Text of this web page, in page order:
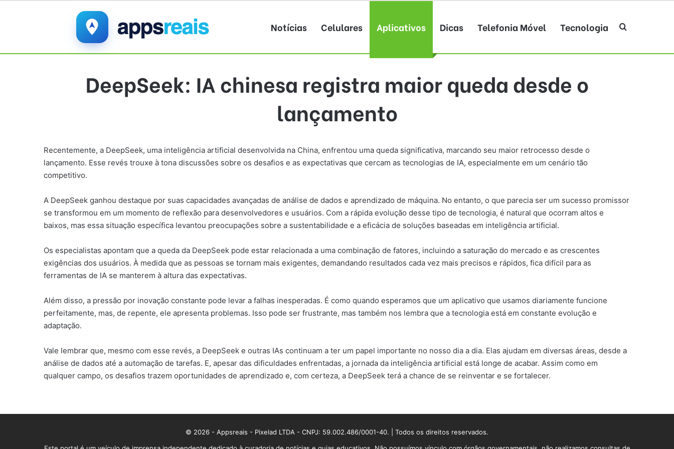
Notícias Celulares Aplicativos Dicas Telefonia Móvel Tecnologia Procurar por
DeepSeek: IA chinesa registra maior queda desde o
lançamento
Recentemente, a DeepSeek, uma inteligência artificial desenvolvida na China, enfrentou uma queda significativa, marcando seu maior retrocesso desde o
lançamento. Esse revés trouxe à tona discussões sobre os desafios e as expectativas que cercam as tecnologias de IA, especialmente em um cenário tão
competitivo.
A DeepSeek ganhou destaque por suas capacidades avançadas de análise de dados e aprendizado de máquina. No entanto, o que parecia ser um sucesso promissor
se transformou em um momento de reflexão para desenvolvedores e usuários. Com a rápida evolução desse tipo de tecnologia, é natural que ocorram altos e
baixos, mas essa situação específica levantou preocupações sobre a sustentabilidade e a eficácia de soluções baseadas em inteligência artificial.
Os especialistas apontam que a queda da DeepSeek pode estar relacionada a uma combinação de fatores, incluindo a saturação do mercado e as crescentes
exigências dos usuários. À medida que as pessoas se tornam mais exigentes, demandando resultados cada vez mais precisos e rápidos, fica difícil para as
ferramentas de IA se manterem à altura das expectativas.
Além disso, a pressão por inovação constante pode levar a falhas inesperadas. É como quando esperamos que um aplicativo que usamos diariamente funcione
perfeitamente, mas, de repente, ele apresenta problemas. Isso pode ser frustrante, mas também nos lembra que a tecnologia está em constante evolução e
adaptação.
Vale lembrar que, mesmo com esse revés, a DeepSeek e outras IAs continuam a ter um papel importante no nosso dia a dia. Elas ajudam em diversas áreas, desde a
análise de dados até a automação de tarefas. E, apesar das dificuldades enfrentadas, a jornada da inteligência artificial está longe de acabar. Assim como em
qualquer campo, os desafios trazem oportunidades de aprendizado e, com certeza, a DeepSeek terá a chance de se reinventar e se fortalecer.
© 2026 - Appsreais - Pixelad LTDA - CNPJ: 59.002.486/0001-40. | Todos os direitos reservados.